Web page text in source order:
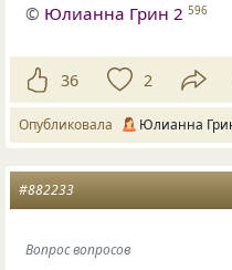
© Юлианна Грин 2 596
36 2
Опубликовала Юлианна
#882233
Вопрос вопросов